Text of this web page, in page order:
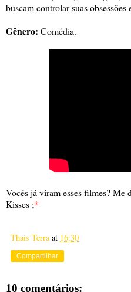
buscam controlar suas obsessões
Gênero: Comédia.
Vocês já viram esses filmes? Me
Kisses ;*
Thais Terra at 16:30
Compartilhar
10 comentários: